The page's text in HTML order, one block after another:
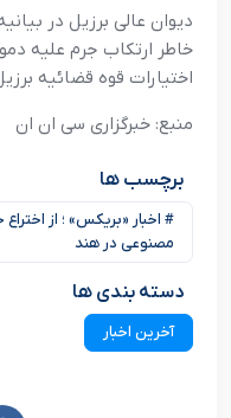
دیوان عالی برزیل در
خاطر ارتکاب جرم علیه
اختیارات قوه قضائیه
منبع: خبرگزاری سی ان ان
برچسب ها
# اخبار «بریکس» ؛ از
مصنوعی در هند
دسته بندی ها
آخرین اخبار